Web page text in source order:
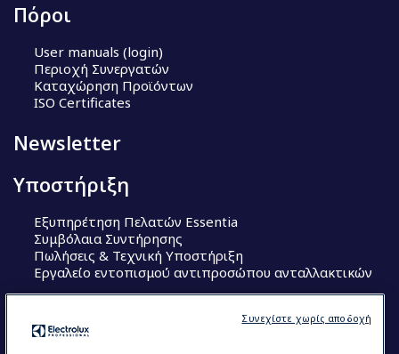
Πόροι
User manuals (login)
Περιοχή Συνεργατών
Καταχώρηση Προϊόντων
ISO Certificates
Newsletter
Υποστήριξη
Εξυπηρέτηση Πελατών Essentia
Συμβόλαια Συντήρησης
Πωλήσεις & Τεχνική Υποστήριξη
Εργαλείο εντοπισμού αντιπροσώπου ανταλλακτικών
Συνεχίστε χωρίς αποδοχή